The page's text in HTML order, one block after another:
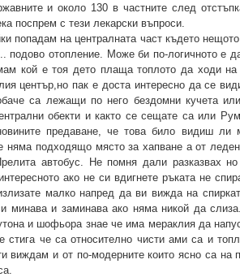
и около 130 в частните след
поспрем с тези лекарски въпроси.
попадам на централната част където
подово отопление. Може би по-логичното е
кой е тоя дето плаща топлото да ходи
център,но пак е доста интересно да се
са лежащи по него бездомни кучета
обекти и както се сещате са или
предаване, че това било видиш
няма подходящо място за хапване а от
автобус. Не помня дали разказвах
ако не си вдигнете ръката не
малко напред да ви вижда на
минава и заминава ако няма никой да
и шофьора знае че има мераклия да
стига че са относително чисти ами са и
виждам и от по-модерните които ясно са на